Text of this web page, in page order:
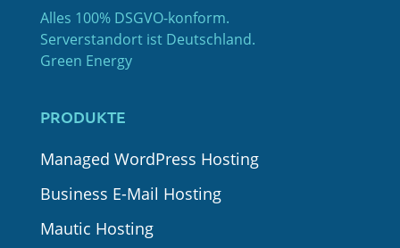
Alles 100% DSGVO-konform.
Serverstandort ist Deutschland.
Green Energy
PRODUKTE
Managed WordPress Hosting
Business E-Mail Hosting
Mautic Hosting